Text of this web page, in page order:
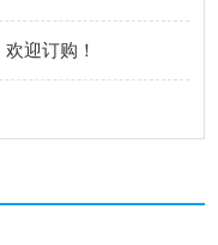
迎订购！